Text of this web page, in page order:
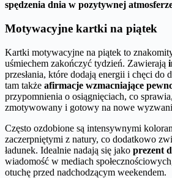
spędzenia dnia w pozytywnej
Motywacyjne kartki na piątek
Kartki motywacyjne na piątek to
uśmiechem zakończyć tydzień. Zawierają
przesłania, które dodają energii i chęci do
tam także afirmacje wzmacniające
przypomnienia o osiągnięciach, co
zmotywowany i gotowy na nowe
Często ozdobione są intensywnymi
zaczerpniętymi z natury, co dodatkowo
ładunek. Idealnie nadają się jako prezent
wiadomość w mediach
otuchę przed nadchodzącym weekendem.